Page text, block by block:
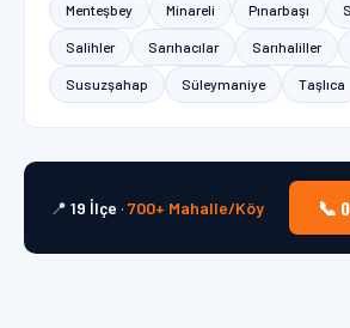
Menteşbey Minareli Pınarbaşı
Salihler Sarıhacılar Sarıhaliller
Susuzşahap Süleymaniye Taşlıca
📍 19 İlçe · 700+ Mahalle/Köy 📞